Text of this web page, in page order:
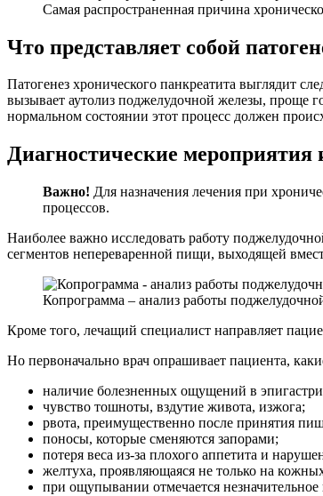
Самая распространенная причина
Что представляет собой
Патогенез хронического панкреатита выглядит
вызывает аутолиз поджелудочной железы, проще
нормальном состоянии этот процесс должен
Диагностические
Важно! Для назначения лечения при
процессов.
Наиболее важно исследовать работу
сегментов непереваренной пищи, выходящей
Копрограмма – анализ работы
Кроме того, лечащий специалист направляет
Но первоначально врач опрашивает пациента,
наличие болезненных ощущений в
чувство тошноты, вздутие живота, изжога;
рвота, преимущественно после принятия
поносы, которые сменяются запорами;
потеря веса из-за плохого аппетита и
желтуха, проявляющаяся не только на
при ощупывании отмечается незначительное